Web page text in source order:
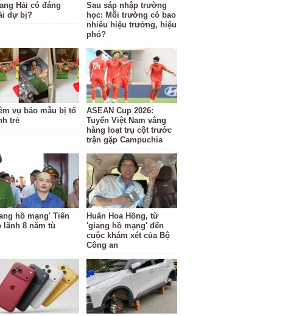
Hải có đáng
dự bị?
Sau sáp nhập trường
học: Mỗi trường có bao
nhiêu hiệu trưởng, hiệu
phó?
vụ bảo mẫu bị tố
trẻ
ASEAN Cup 2026:
Tuyển Việt Nam vắng
hàng loạt trụ cột trước
trận gặp Campuchia
hồ mạng' Tiến
lãnh 8 năm tù
Huấn Hoa Hồng, từ
'giang hồ mạng' đến
cuộc khám xét của Bộ
Công an